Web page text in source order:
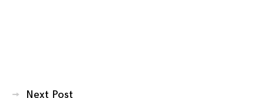
Next Post